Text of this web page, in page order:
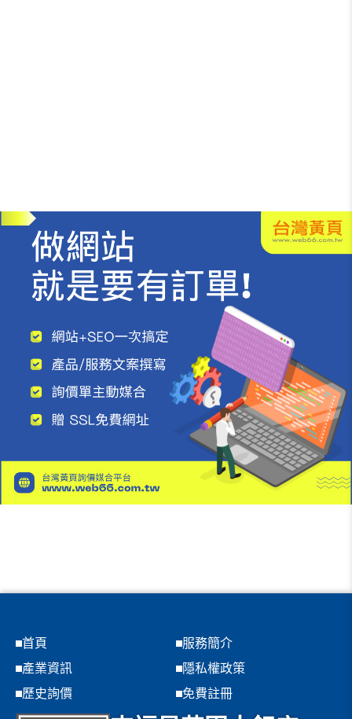
首頁
服務簡介
產業資訊
隱私權政策
歷史詢價
免費註冊